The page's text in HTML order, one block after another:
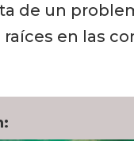
de un
en las